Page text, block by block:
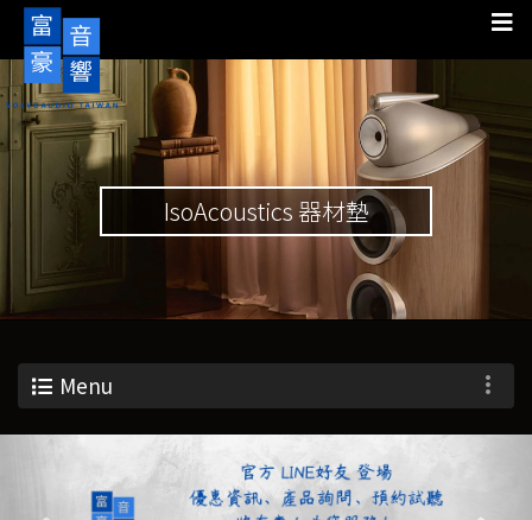
IsoAcoustics 器材墊
Menu